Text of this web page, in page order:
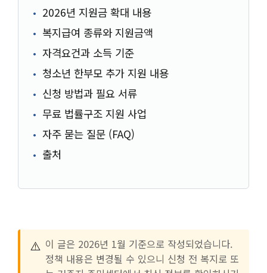
2026년 지원금 확대 내용
복지급여 종류와 지원금액
자격요건과 소득 기준
청소년 한부모 추가 지원 내용
신청 방법과 필요 서류
무료 법률구조 지원 사업
자주 묻는 질문 (FAQ)
출처
⚠️ 이 글은 2026년 1월 기준으로 작성되었습니다.
정책 내용은 변경될 수 있으니 신청 전 복지로 또